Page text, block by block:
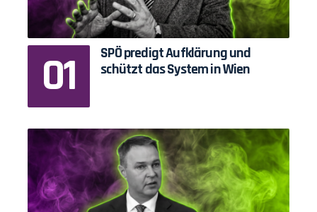
SPÖ predigt Aufklärung und
schützt das System in Wien